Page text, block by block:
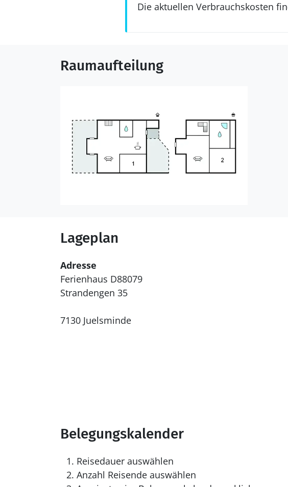
Die aktuellen Verbrauchskosten
Raumaufteilung
Lageplan
Adresse
Ferienhaus D88079
Strandengen 35
7130 Juelsminde
Belegungskalender
Reisedauer auswählen
Anzahl Reisende auswählen